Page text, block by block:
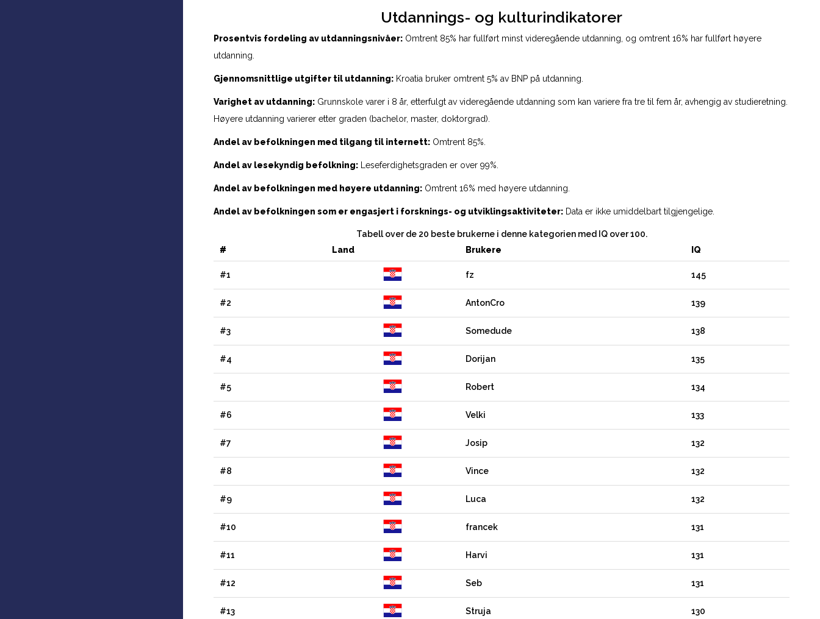
Utdannings- og kulturindikatorer
Prosentvis fordeling av utdanningsnivåer: Omtrent 85% har fullført minst videregående utdanning, og omtrent 16% har fullført høyere
utdanning.
Gjennomsnittlige utgifter til utdanning: Kroatia bruker omtrent 5% av BNP på utdanning.
Varighet av utdanning: Grunnskole varer i 8 år, etterfulgt av videregående utdanning som kan variere fra tre til fem år, avhengig av studieretning.
Høyere utdanning varierer etter graden (bachelor, master, doktorgrad).
Andel av befolkningen med tilgang til internett: Omtrent 85%.
Andel av lesekyndig befolkning: Leseferdighetsgraden er over 99%.
Andel av befolkningen med høyere utdanning: Omtrent 16% med høyere utdanning.
Andel av befolkningen som er engasjert i forsknings- og utviklingsaktiviteter: Data er ikke umiddelbart tilgjengelige.
Tabell over de 20 beste brukerne i denne kategorien med IQ over 100.
#
Land Brukere IQ
#1 fz 145
#2 AntonCro 139
#3 Somedude 138
#4 Dorijan 135
#5 Robert 134
#6 Velki 133
#7 Josip 132
#8 Vince 132
#9 Luca 132
#10 francek 131
#11 Harvi 131
#12 Seb 131
#13 Struja 130